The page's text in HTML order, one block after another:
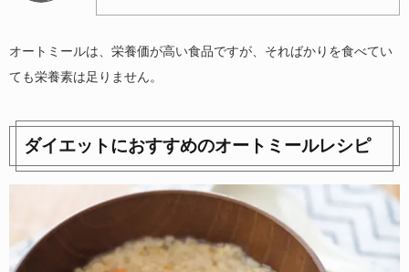
オートミールは、栄養価が高い食品ですが、そればかりを食べてい
ても栄養素は足りません。
ダイエットにおすすめのオートミールレシピ